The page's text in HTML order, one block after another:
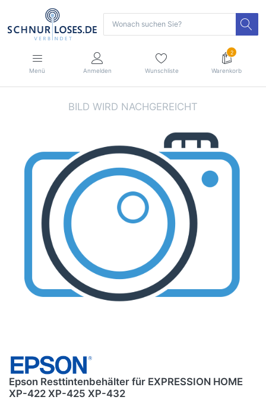
Menü Anmelden Wunschliste
2
Warenkorb
Epson Resttintenbehälter für EXPRESSION HOME
XP-422 XP-425 XP-432